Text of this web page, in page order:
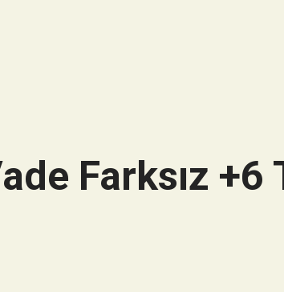
Farksız +6